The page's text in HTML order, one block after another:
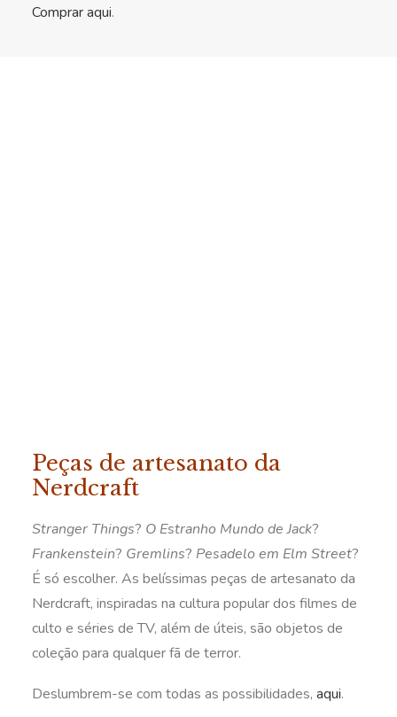
Comprar aqui.
Peças de artesanato da
Nerdcraft
Stranger Things? O Estranho Mundo de Jack?
Frankenstein? Gremlins? Pesadelo em Elm Street?
É só escolher. As belíssimas peças de artesanato da
Nerdcraft, inspiradas na cultura popular dos filmes de
culto e séries de TV, além de úteis, são objetos de
coleção para qualquer fã de terror.
Deslumbrem-se com todas as possibilidades, aqui.